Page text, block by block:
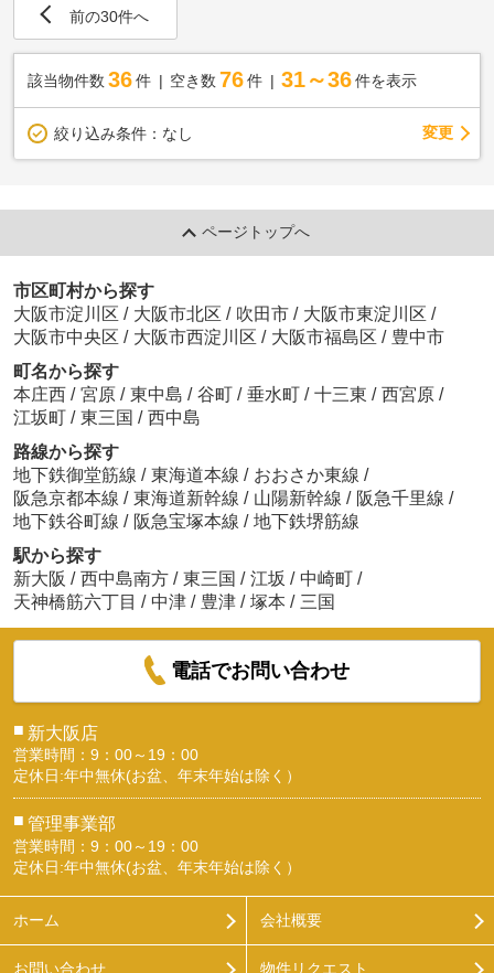
前の30件へ
該当物件数 36件 空き数 76 件 31～36 件を表示
絞り込み条件： なし 変更
ページトップへ
市区町村から探す
大阪市淀川区 / 大阪市北区 / 吹田市 / 大阪市東淀川区 /
大阪市中央区 / 大阪市西淀川区 / 大阪市福島区 / 豊中市
町名から探す
本庄西 / 宮原 / 東中島 / 谷町 / 垂水町 / 十三東 / 西宮原 /
江坂町 / 東三国 / 西中島
路線から探す
地下鉄御堂筋線 / 東海道本線 / おおさか東線 /
阪急京都本線 / 東海道新幹線 / 山陽新幹線 / 阪急千里線 /
地下鉄谷町線 / 阪急宝塚本線 / 地下鉄堺筋線
駅から探す
新大阪 / 西中島南方 / 東三国 / 江坂 / 中崎町 /
天神橋筋六丁目 / 中津 / 豊津 / 塚本 / 三国
電話でお問い合わせ
■ 新大阪店
営業時間：9：00～19：00
定休日:年中無休(お盆、年末年始は除く）
■ 管理事業部
営業時間：9：00～19：00
定休日:年中無休(お盆、年末年始は除く）
ホーム 会社概要
お問い合わせ 物件リクエスト